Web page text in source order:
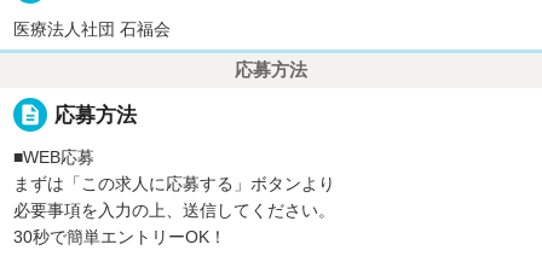
医療法人社団 石福会
応募方法
description 応募方法
■WEB応募
まずは「この求人に応募する」ボタンより
必要事項を入力の上、送信してください。
30秒で簡単エントリーOK！